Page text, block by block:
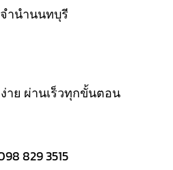
ำนำนนทบุรี
าย ผ่านเร็วทุกขั้นตอน
829 3515